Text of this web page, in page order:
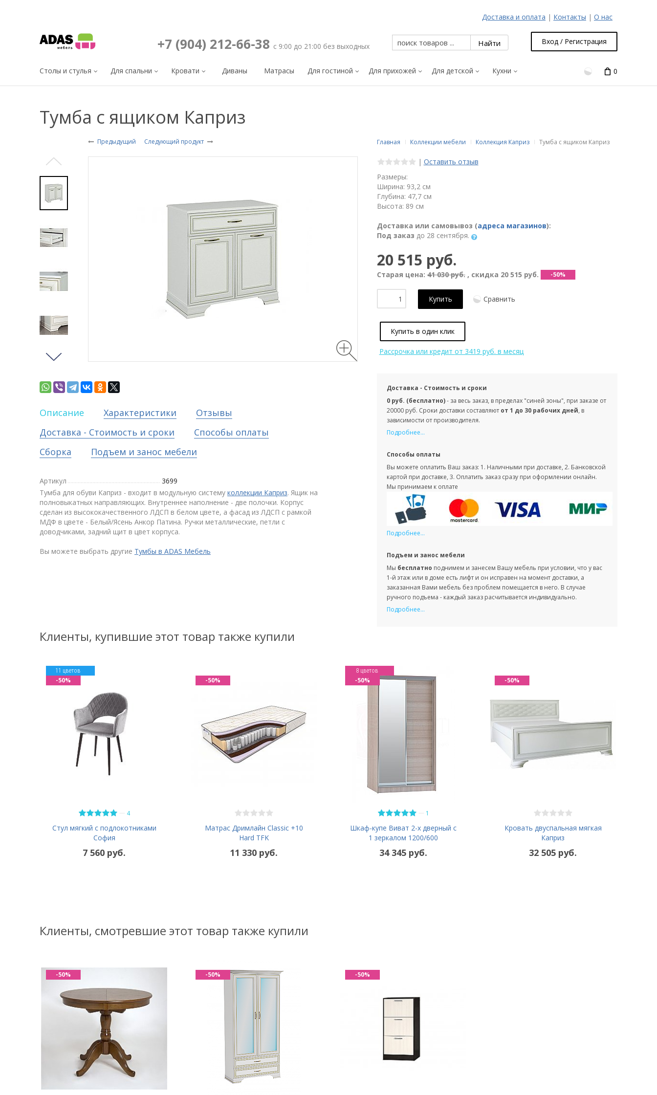
Доставка и оплата | Контакты | О нас
+7 (904) 212-66-38 с 9:00 до 21:00 без выходных
Вход / Регистрация
Столы и стулья Для спальни Кровати Диваны Матрасы Для гостиной Для прихожей Для детской Кухни 0
Тумба с ящиком Каприз
Предыдущий Следующий продукт Главная Коллекции мебели Коллекция Каприз Тумба с ящиком Каприз
| Оставить отзыв
Размеры:
Ширина: 93,2 см
Глубина: 47,7 см
Высота: 89 см
Доставка или самовывоз (адреса магазинов):
Под заказ до 28 сентября.
20 515 руб.
Старая цена:41 030 руб., скидка 20 515 руб. -50%
Купить Сравнить
Купить в один клик
Рассрочка или кредит от 3419 руб. в месяц
Доставка - Стоимость и сроки
0 руб. (бесплатно)- за весь заказ, в пределах "синей зоны", при заказе от
20000 руб. Сроки доставки составляют от 1 до 30 рабочих дней, в
зависимости от производителя.
Подробнее...
Способы оплаты
Вы можете оплатить Ваш заказ: 1. Наличными при доставке, 2. Банковской
картой при доставке, 3. Оплатить заказ сразу при оформлении онлайн.
Мы принимаем к оплате
Подробнее...
Подъем и занос мебели
Мы бесплатно поднимем и занесем Вашу мебель при условии, что у вас
1-й этаж или в доме есть лифт и он исправен на момент доставки, а
заказанная Вами мебель без проблем помещается в него. В случае
ручного подъема - каждый заказ расчитывается индивидуально.
Подробнее...
Описание Характеристики
Отзывы
Доставка - Стоимость и сроки
Способы оплаты
Сборка
Подъем и занос мебели
Артикул
3699
Тумба для обуви Каприз - входит в модульную систему коллекции Каприз. Ящик на
полновыкатных направляющих. Внутреннее наполнение - две полочки. Корпус
сделан из высококачественного ЛДСП в белом цвете, а фасад из ЛДСП с рамкой
МДФ в цвете - Белый/Ясень Анкор Патина. Ручки металлические, петли с
доводчиками, задний щит в цвет корпуса.
Вы можете выбрать другие Тумбы в ADAS Мебель
Клиенты, купившие этот товар также купили
— 4
Стул мягкий с подлокотниками
София
11 цветов
7 560 руб.
-50%
Матрас Дримлайн Classic +10
Hard TFK
11 330 руб.
-50%
— 1
Шкаф-купе Виват 2-х дверный с
1 зеркалом 1200/600
8 цветов
34 345 руб.
-50%
Кровать двуспальная мягкая
Каприз
32 505 руб.
-50%
Клиенты, смотревшие этот товар также купили
-50% -50% -50%